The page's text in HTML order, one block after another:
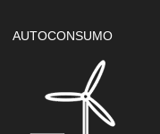
AUTOCONSUMO